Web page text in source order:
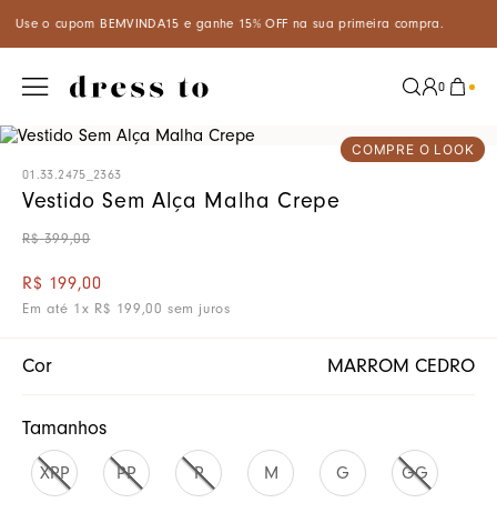
primeira compra. Aproveite um desconto especial de 5% ao pagar
0
COMPRE O LOOK
01.33.2475_2363
Vestido Sem Alça Malha Crepe
R$ 399,00
R$ 199,00
Em até 1 x R$ 199 ,00 sem juros
Cor MARROM CEDRO
Tamanhos
XPP PP P M G GG